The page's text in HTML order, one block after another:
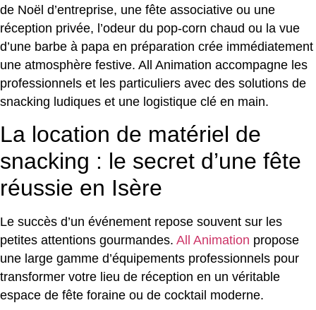
de Noël d’entreprise, une fête associative ou une
réception privée, l’odeur du pop-corn chaud ou la vue
d’une barbe à papa en préparation crée immédiatement
une atmosphère festive. All Animation accompagne les
professionnels et les particuliers avec des solutions de
snacking ludiques et une logistique clé en main.
La location de matériel de
snacking : le secret d’une fête
réussie en Isère
Le succès d’un événement repose souvent sur les
petites attentions gourmandes. All Animation propose
une large gamme d’équipements professionnels pour
transformer votre lieu de réception en un véritable
espace de fête foraine ou de cocktail moderne.